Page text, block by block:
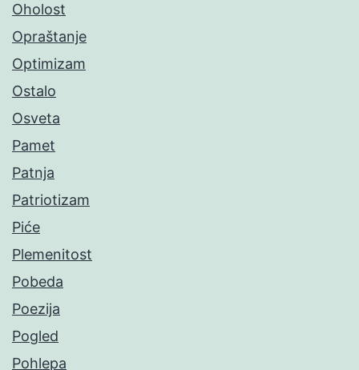
Oholost
Opraštanje
Optimizam
Ostalo
Osveta
Pamet
Patnja
Patriotizam
Piće
Plemenitost
Pobeda
Poezija
Pogled
Pohlepa